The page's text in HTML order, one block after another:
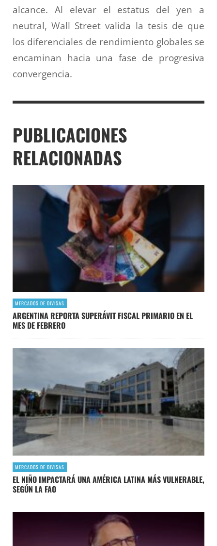
alcance. Al elevar el estatus del yen a
neutral, Wall Street valida la tesis de que
los diferenciales de rendimiento globales se
encaminan hacia una fase de progresiva
convergencia.
PUBLICACIONES
RELACIONADAS
MERCADOS DE DIVISAS
ARGENTINA REPORTA SUPERÁVIT FISCAL PRIMARIO EN EL
MES DE FEBRERO
MERCADOS DE DIVISAS
EL NIÑO IMPACTARÁ UNA AMÉRICA LATINA MÁS VULNERABLE,
SEGÚN LA FAO